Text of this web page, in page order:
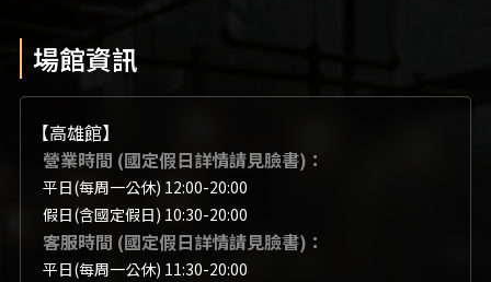
場館資訊
【高雄館】
營業時間 (國定假日詳情請見臉書)：
平日(每周一公休) 12:00-20:00
假日(含國定假日) 10:30-20:00
客服時間 (國定假日詳情請見臉書)：
平日(每周一公休) 11:30-20:00